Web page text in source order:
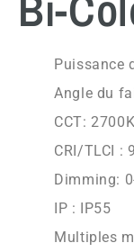
Puissance
Angle du
CCT:
CRI/TLCI :
Dimming:
IP : IP55
Multiples